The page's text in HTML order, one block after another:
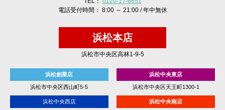
電話受付時間： 8:00 ～ 21:00 / 年中無休
浜松本店
浜松市中央区高林1-9-5
浜松創業店
浜松市中央区西山町5-5
浜松中央東店
浜松市中央区天王町1300-1
浜松中央西店 浜松中央南店